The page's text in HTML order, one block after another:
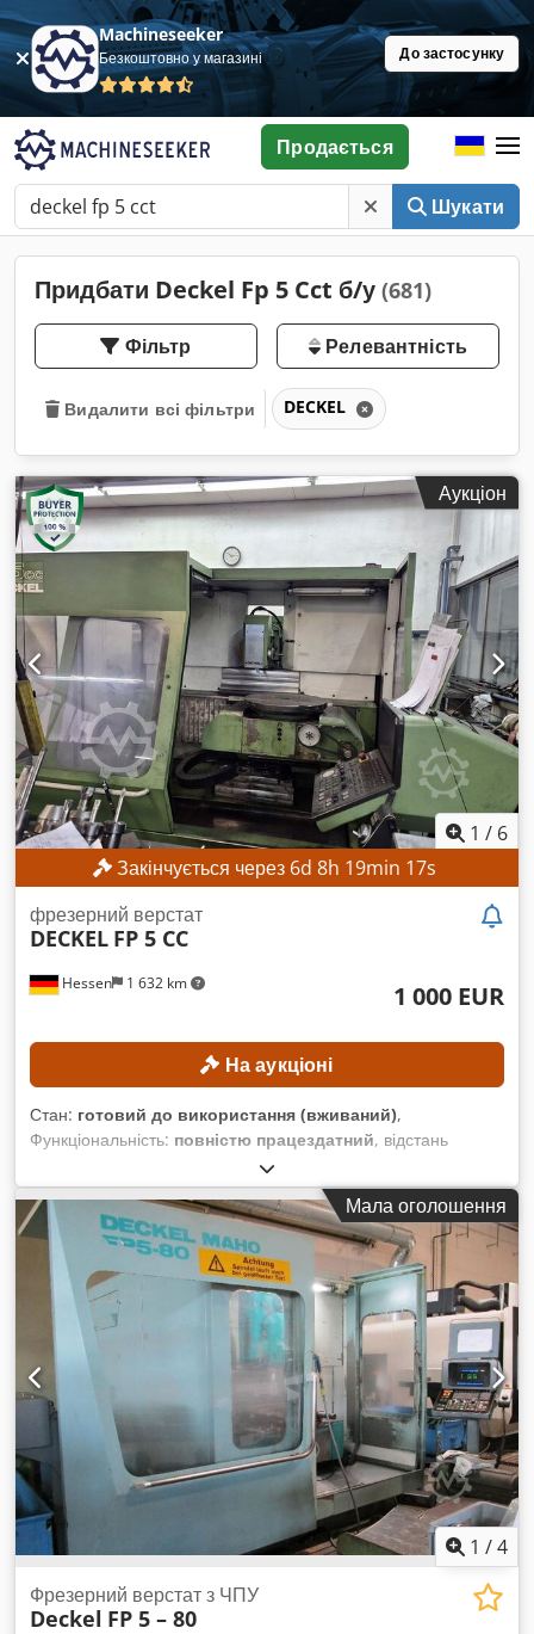
Machineseeker
Безкоштовно у магазині До застосунку
Шукати
Продається
Придбати Deckel Fp 5 Cct б/у (681)
Фільтр Релевантність
Видалити всі фільтри DECKEL
Аукціон
1 / 6
Закінчується через 6d 8h 19min 15s
Hessen 1 632 km
фрезерний верстат
DECKEL FP 5 CC
1 000 EUR
На аукціоні
Стан: готовий до використання (вживаний),
Функціональність: повністю працездатний, відстань
800 мм, відстань переміщення по осі
Y:700 мм, відстань переміщення осі Z:550 мм, штрих пера:
80 мм
, загальна вага:3 900 кг, Відсутня мінімальна ціна –
гарантований продаж за найвищою ставкою! ТЕХНІЧНІ
ХАРАКТЕРИСТИКИ Хід по осі X: 800 мм Хід по осі Y: 700 мм
Хід по осі Z: 550 мм Вертикальний хід пінолі: 80 мм
ХАРАКТЕРИСТИКИ ОБЛАДНАННЯ Вага обладнання: 3900
кг КОМПЛЕКТАЦІЯ Поворотний стіл Codpfx Abezpwxyoxsha
Мала оголошення
1 /4
Фрезерний верстат з ЧПУ
Deckel FP 5 – 80